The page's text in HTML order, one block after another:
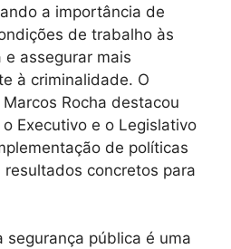
a importância de
de trabalho às
assegurar mais
à criminalidade. O
Rocha destacou
Executivo e o Legislativo
de políticas
concretos para
segurança pública é uma